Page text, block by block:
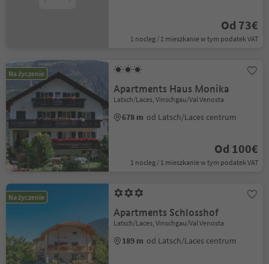
Od 73€
1 nocleg / 1 mieszkanie w tym podatek VAT
Na życzenie
Apartments Haus Monika
Latsch/Laces, Vinschgau/Val Venosta
678 m od Latsch/Laces centrum
Od 100€
1 nocleg / 1 mieszkanie w tym podatek VAT
Na życzenie
Apartments Schlosshof
Latsch/Laces, Vinschgau/Val Venosta
189 m od Latsch/Laces centrum